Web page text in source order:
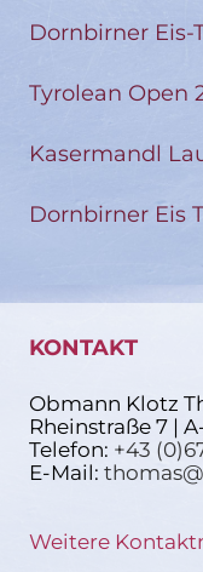
Dornbirner Eis-
Tyrolean Open
Kasermandl
Dornbirner Eis
KONTAKT
Obmann Klotz
Rheinstraße 7 |
Telefon: +43
E-Mail:
Weitere